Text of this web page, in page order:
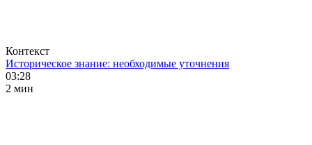
Контекст
Историческое знание: необходимые уточнения
03:28
2 мин